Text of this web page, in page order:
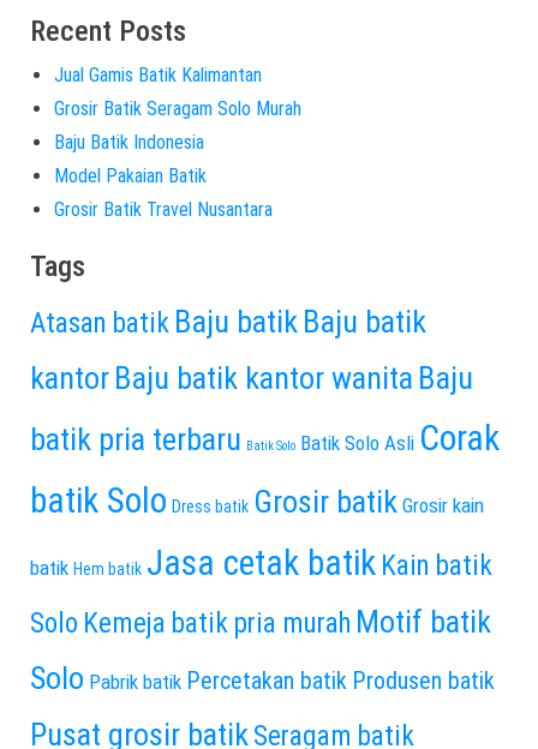
Recent Posts
Jual Gamis Batik Kalimantan
Grosir Batik Seragam Solo Murah
Baju Batik Indonesia
Model Pakaian Batik
Grosir Batik Travel Nusantara
Tags
Atasan batik Baju batik Baju batik
kantor Baju batik kantor wanita Baju
batik pria terbaru Batik Solo Batik Solo Asli Corak
batik Solo Dress batik Grosir batik Grosir kain
batik Hem batik Jasa cetak batik Kain batik
Solo Kemeja batik pria murah Motif batik
Solo Pabrik batik Percetakan batik Produsen batik
Pusat grosir batik Seragam batik